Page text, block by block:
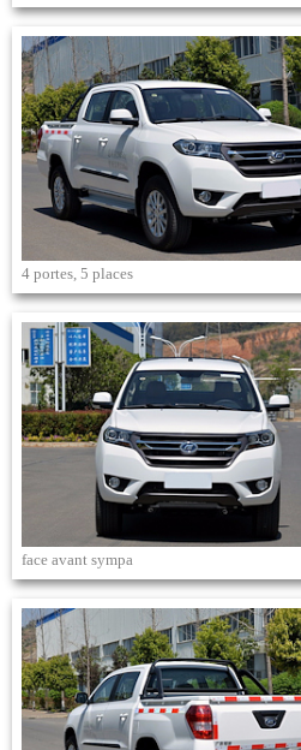
4 portes, 5 places
face avant sympa